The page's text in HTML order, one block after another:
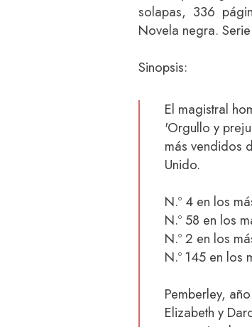
solapas, 336
Novela negra.
Sinopsis:
El magistral
'Orgullo y
más vendidos
Unido.
N.º 4 en los
N.º 58 en los
N.º 2 en los
N.º 145 en los
Pemberley,
Elizabeth y